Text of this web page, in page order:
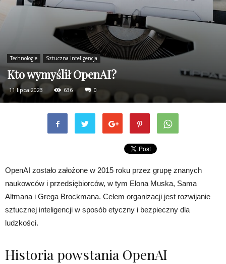
Technologie Sztuczna inteligencja
Kto wymyślił OpenAI?
11 lipca 2023 636 0
OpenAI zostało założone w 2015 roku przez grupę znanych
naukowców i przedsiębiorców, w tym Elona Muska, Sama
Altmana i Grega Brockmana. Celem organizacji jest rozwijanie
sztucznej inteligencji w sposób etyczny i bezpieczny dla
ludzkości.
Historia powstania OpenAI